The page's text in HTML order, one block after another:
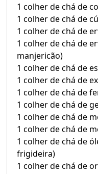
1 colher de chá de
1 colher de chá de
1 colher de chá de
1 colher de chá de
manjericão)
1 colher de chá de
1 colher de chá de
1 colher de chá de
1 colher de chá de
1 colher de chá de
1 colher de chá de
1 colher de chá de
frigideira)
1 colher de chá de